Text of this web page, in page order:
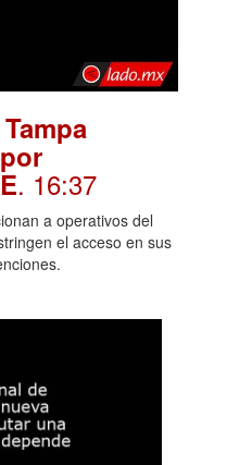
. 16:37
a operativos del
el acceso en sus